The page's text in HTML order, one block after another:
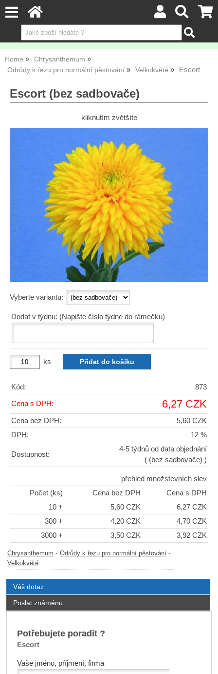
Home
Chrysanthemum
Odrůdy k řezu pro normální pěstování
Velkokvěté Escort
Escort (bez sadbovače)
kliknutím zvětšíte
Vyberte variantu:
Dodat v týdnu: (Napište číslo týdne do rámečku)
ks
Kód: 873
Cena s DPH: 6,27 CZK
Cena bez DPH:
5,60 CZK
DPH:
12 %
Dostupnost:
4-5 týdnů od data objednání
( (bez sadbovače) )
přehled množstevních slev
Počet (ks)
Cena bez DPH
Cena s DPH
10 +
5,60 CZK
6,27 CZK
300 +
4,20 CZK
4,70 CZK
3000 +
3,50 CZK 3,92 CZK
Chrysanthemum - Odrůdy k řezu pro normální pěstování -
Velkokvěté
Váš dotaz
Poslat známénu
Potřebujete poradit ?
Escort
Vaše jméno, příjmení, firma